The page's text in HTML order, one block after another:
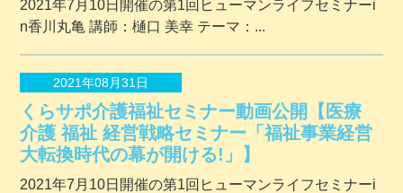
2021年7月10日開催の第1回ヒューマンライフセミナーi
n香川丸亀 講師：樋口 美幸 テーマ：...
2021年08月31日
くらサポ介護福祉セミナー動画公開【医療
介護 福祉 経営戦略セミナー「福祉事業経営
大転換時代の幕が開ける!」】
2021年7月10日開催の第1回ヒューマンライフセミナーi